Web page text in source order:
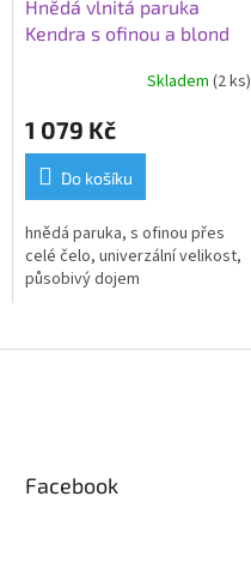
Hnědá vlnitá paruka
Kendra s ofinou a blond
Skladem(2 ks)
1 079 Kč
Do košíku
hnědá paruka, s ofinou přes
celé čelo, univerzální velikost,
působivý dojem
Facebook